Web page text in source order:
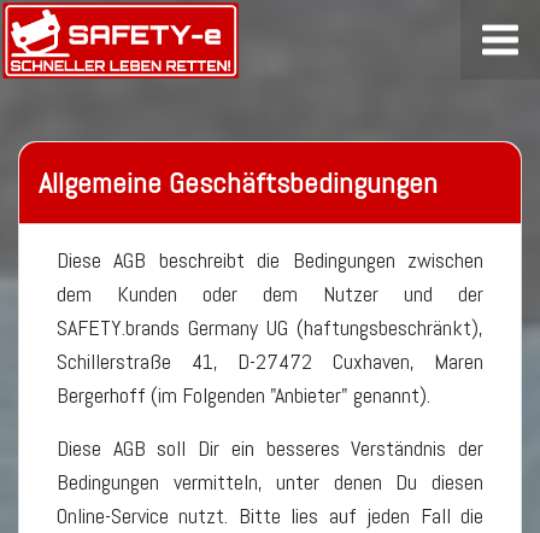
Allgemeine Geschäftsbedingungen
Diese AGB beschreibt die Bedingungen zwischen
dem Kunden oder dem Nutzer und der
SAFETY.brands Germany UG (haftungsbeschränkt),
Schillerstraße 41, D-27472 Cuxhaven, Maren
Bergerhoff (im Folgenden "Anbieter" genannt).
Diese AGB soll Dir ein besseres Verständnis der
Bedingungen vermitteln, unter denen Du diesen
Online-Service nutzt. Bitte lies auf jeden Fall die